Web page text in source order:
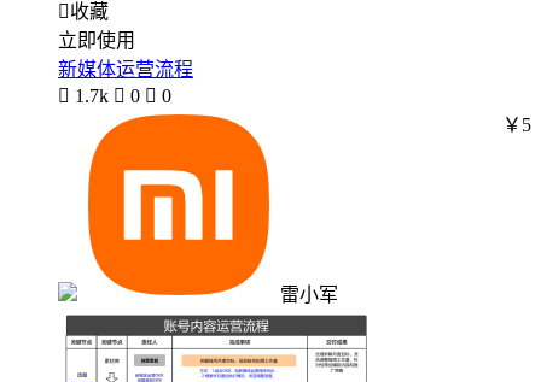
收藏
立即使用
新媒体运营流程
 1.7k  0  0
雷小军
￥5